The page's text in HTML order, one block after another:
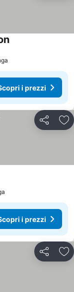
i prezzi
Condividi
i prezzi
Condividi